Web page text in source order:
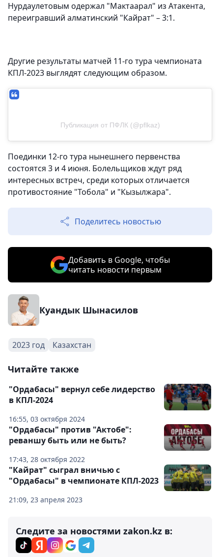
Нурдаулетовым одержал "Мактаарал" из Атакента,
переигравший алматинский "Кайрат" – 3:1.
Другие результаты матчей 11-го тура чемпионата
КПЛ-2023 выглядят следующим образом.
Публикация от ПФЛК (@pflkaz)
Поединки 12-го тура нынешнего первенства
состоятся 3 и 4 июня. Болельщиков ждут ряд
интересных встреч, среди которых отличается
противостояние "Тобола" и "Кызылжара".
Поделитесь новостью
Добавить в Google, чтобы
читать новости первым
Куандык Шынасилов
2023 год Казахстан
Читайте также
16:55, 03 октября 2024
"Ордабасы" вернул себе лидерство
в КПЛ-2024
17:43, 28 октября 2022
"Ордабасы" против "Актобе":
реваншу быть или не быть?
21:09, 23 апреля 2023
"Кайрат" сыграл вничью с
"Ордабасы" в чемпионате КПЛ-2023
Следите за новостями zakon.kz в: